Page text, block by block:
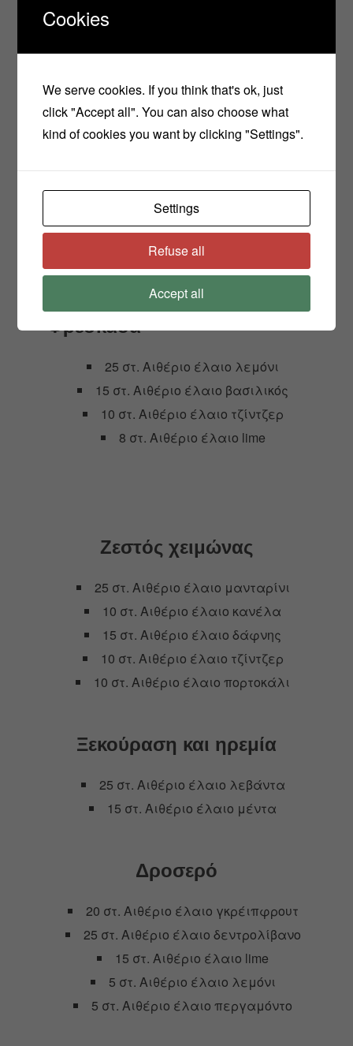
5 στ. Αρωματικό έλαιο βανίλια
Βρεγμένο δάσος
30 στ. Αιθέριο έλαιο πεύκο
20 στ. Αιθέριο έλαιο σανταλόξυλο
15 στ. Αιθέριο έλαιο juniperus
Φρεσκάδα
25 στ. Αιθέριο έλαιο λεμόνι
15 στ. Αιθέριο έλαιο βασιλικός
10 στ. Αιθέριο έλαιο τζίντζερ
8 στ. Αιθέριο έλαιο lime
Ζεστός χειμώνας
25 στ. Αιθέριο έλαιο μανταρίνι
10 στ. Αιθέριο έλαιο κανέλα
15 στ. Αιθέριο έλαιο δάφνης
10 στ. Αιθέριο έλαιο τζίντζερ
10 στ. Αιθέριο έλαιο πορτοκάλι
Ξεκούραση και ηρεμία
25 στ. Αιθέριο έλαιο λεβάντα
15 στ. Αιθέριο έλαιο μέντα
Δροσερό
20 στ. Αιθέριο έλαιο γκρέιπφρουτ
25 στ. Αιθέριο έλαιο δεντρολίβανο
15 στ. Αιθέριο έλαιο lime
5 στ. Αιθέριο έλαιο λεμόνι
5 στ. Αιθέριο έλαιο περγαμόντο
Cookies
We serve cookies. If you think that's ok, just
click "Accept all". You can also choose what
kind of cookies you want by clicking "Settings".
Settings
Refuse all
Accept all